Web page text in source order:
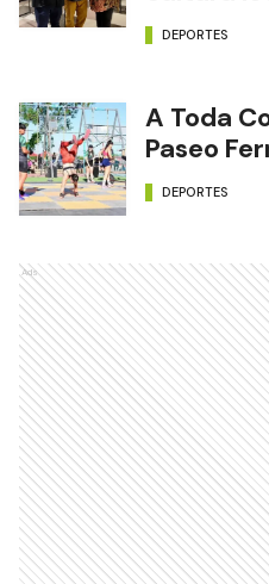
DEPORTES
A Toda
Paseo
DEPORTES
Ads